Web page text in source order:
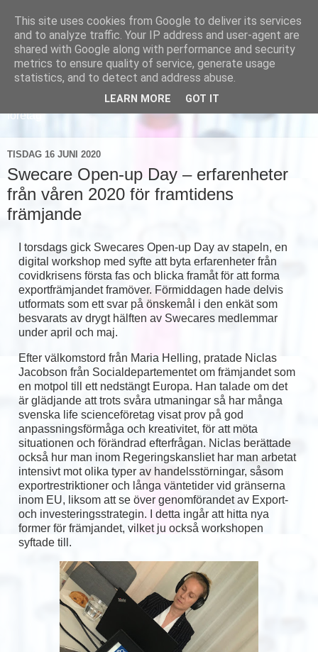
Läs om hur vi marknadsför svensk sjukvård och svenska
företag
TISDAG 16 JUNI 2020
Swecare Open-up Day – erfarenheter
från våren 2020 för framtidens
främjande
I torsdags gick Swecares Open-up Day av stapeln, en
digital workshop med syfte att byta erfarenheter från
covidkrisens första fas och blicka framåt för att forma
exportfrämjandet framöver. Förmiddagen hade delvis
utformats som ett svar på önskemål i den enkät som
besvarats av drygt hälften av Swecares medlemmar
under april och maj.
Efter välkomstord från Maria Helling, pratade Niclas
Jacobson från Socialdepartementet om främjandet som
en motpol till ett nedstängt Europa. Han talade om det
är glädjande att trots svåra utmaningar så har många
svenska life scienceföretag visat prov på god
anpassningsförmåga och kreativitet, för att möta
situationen och förändrad efterfrågan. Niclas berättade
också hur man inom Regeringskansliet har man arbetat
intensivt mot olika typer av handelsstörningar, såsom
exportrestriktioner och långa väntetider vid gränserna
inom EU, liksom att se över genomförandet av Export-
och investeringsstrategin. I detta ingår att hitta nya
former för främjandet, vilket ju också workshopen
syftade till.
This site uses cookies from Google to deliver its services
and to analyze traffic. Your IP address and user-agent are
shared with Google along with performance and security
metrics to ensure quality of service, generate usage
statistics, and to detect and address abuse.
LEARN MORE GOT IT